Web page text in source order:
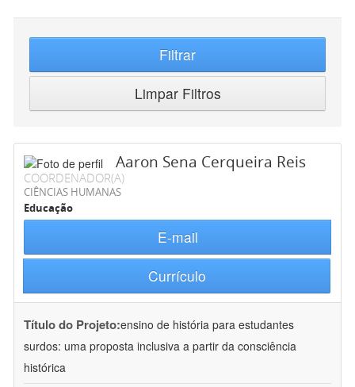
Filtrar
Limpar Filtros
Aaron Sena Cerqueira Reis
COORDENADOR(A)
CIÊNCIAS HUMANAS
Educação
E-mail
Currículo
Título do Projeto:ensino de história para estudantes
surdos: uma proposta inclusiva a partir da consciência
histórica